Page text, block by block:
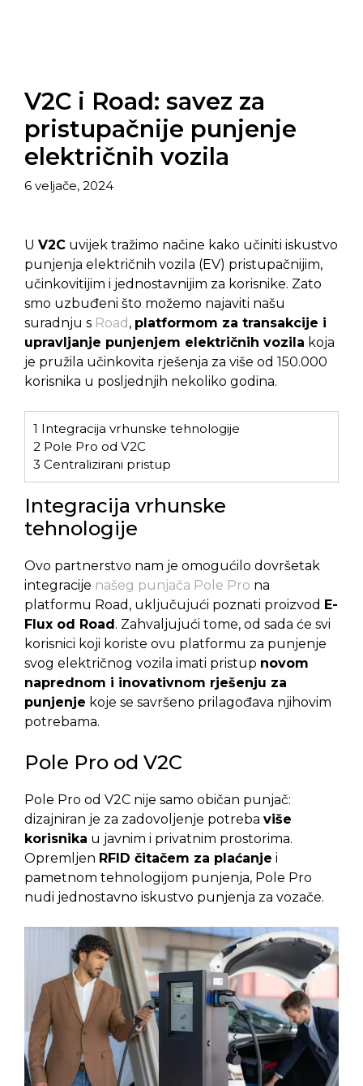
V2C i Road: savez za
pristupačnije punjenje
električnih vozila
6 veljače, 2024
U V2C uvijek tražimo načine kako učiniti iskustvo
punjenja električnih vozila (EV) pristupačnijim,
učinkovitijim i jednostavnijim za korisnike. Zato
smo uzbuđeni što možemo najaviti našu
suradnju s Road , platformom za transakcije i
upravljanje punjenjem električnih vozila koja
je pružila učinkovita rješenja za više od 150.000
korisnika u posljednjih nekoliko godina.
1 Integracija vrhunske tehnologije
2 Pole Pro od V2C
3 Centralizirani pristup
Integracija vrhunske
tehnologije
Ovo partnerstvo nam je omogućilo dovršetak
integracije našeg punjača Pole Pro na
platformu Road, uključujući poznati proizvod E-
Flux od Road. Zahvaljujući tome, od sada će svi
korisnici koji koriste ovu platformu za punjenje
svog električnog vozila imati pristup novom
naprednom i inovativnom rješenju za
punjenje koje se savršeno prilagođava njihovim
potrebama.
Pole Pro od V2C
Pole Pro od V2C nije samo običan punjač:
dizajniran je za zadovoljenje potreba više
korisnika u javnim i privatnim prostorima.
Opremljen RFID čitačem za plaćanje i
pametnom tehnologijom punjenja, Pole Pro
nudi jednostavno iskustvo punjenja za vozače.